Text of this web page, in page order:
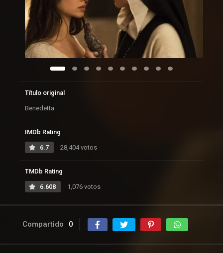
Título original
Benedetta
IMDb Rating
6.7 28,404 votos
TMDb Rating
6.608 1,076 votos
Compartido 0